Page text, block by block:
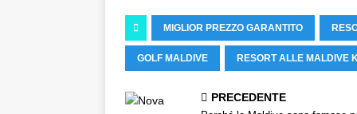
MIGLIOR PREZZO GARANTITO
GOLF MALDIVE RESORT ALLE MALDIVE
PRECEDENTE